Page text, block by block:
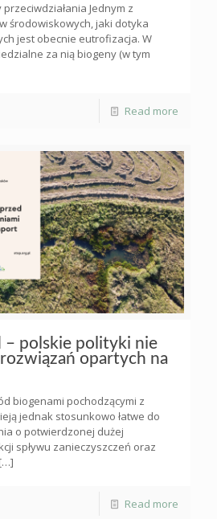
Jednym z
środowiskowych, jaki dotyka
jest obecnie eutrofizacja. W
za nią biogeny (w tym
Read more
– polskie polityki nie
opartych na
biogenami pochodzącymi z
jednak stosunkowo łatwe do
o potwierdzonej dużej
spływu zanieczyszczeń oraz
[…]
Read more